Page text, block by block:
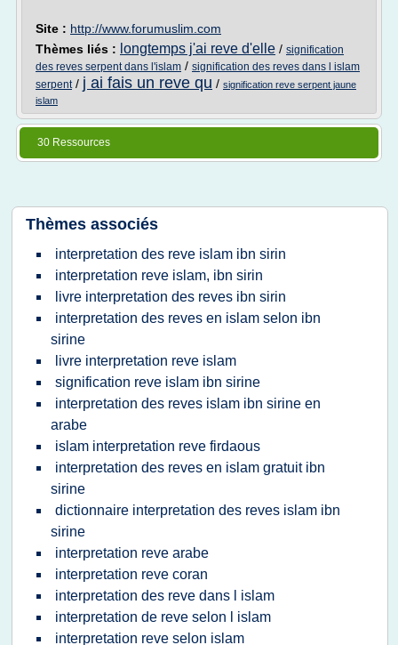
Site : http://www.forumuslim.com
Thèmes liés : longtemps j'ai reve d'elle / signification
des reves serpent dans l'islam / signification des reves dans l islam
serpent/ j ai fais un reve qu / signification reve serpent jaune
islam
30 Ressources
Thèmes associés
interpretation des reve islam ibn sirin
interpretation reve islam, ibn sirin
livre interpretation des reves ibn sirin
interpretation des reves en islam selon ibn
sirine
livre interpretation reve islam
signification reve islam ibn sirine
interpretation des reves islam ibn sirine en
arabe
islam interpretation reve firdaous
interpretation des reves en islam gratuit ibn
sirine
dictionnaire interpretation des reves islam ibn
sirine
interpretation reve arabe
interpretation reve coran
interpretation des reve dans l islam
interpretation de reve selon l islam
interpretation reve selon islam